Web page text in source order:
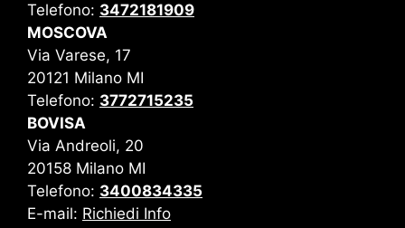
Telefono: 3472181909
MOSCOVA
Via Varese, 17
20121 Milano MI
Telefono: 3772715235
BOVISA
Via Andreoli, 20
20158 Milano MI
Telefono: 3400834335
E-mail: Richiedi Info